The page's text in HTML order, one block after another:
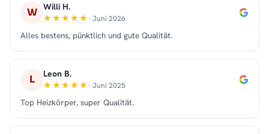
W Willi H.
· Juni 2026
Alles bestens, pünktlich und gute Qualität.
L Leon B.
· Juni 2025
Top Heizkörper, super Qualität.